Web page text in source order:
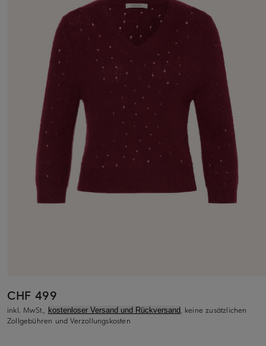
CHF 499
inkl. MwSt., kostenloser Versand und Rückversand, keine zusätzlichen
Zollgebühren und Verzollungskosten